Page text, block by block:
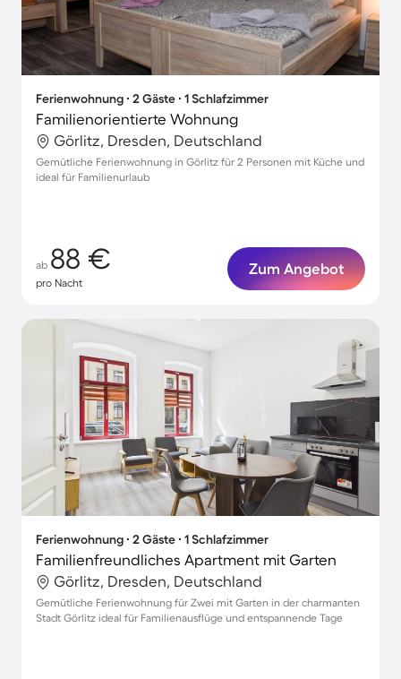
Ferienwohnung ∙ 2 Gäste ∙ 1 Schlafzimmer
Familienorientierte Wohnung
Görlitz, Dresden, Deutschland
Gemütliche Ferienwohnung in Görlitz für 2 Personen mit Küche und
ideal für Familienurlaub
ab 88 €
pro Nacht
Zum Angebot
Ferienwohnung ∙ 2 Gäste ∙ 1 Schlafzimmer
Familienfreundliches Apartment mit Garten
Görlitz, Dresden, Deutschland
Gemütliche Ferienwohnung für Zwei mit Garten in der charmanten
Stadt Görlitz ideal für Familienausflüge und entspannende Tage